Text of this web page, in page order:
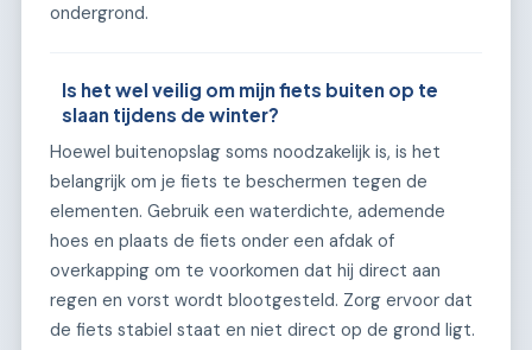
ondergrond.
Is het wel veilig om mijn fiets buiten op te
slaan tijdens de winter?
Hoewel buitenopslag soms noodzakelijk is, is het
belangrijk om je fiets te beschermen tegen de
elementen. Gebruik een waterdichte, ademende
hoes en plaats de fiets onder een afdak of
overkapping om te voorkomen dat hij direct aan
regen en vorst wordt blootgesteld. Zorg ervoor dat
de fiets stabiel staat en niet direct op de grond ligt.